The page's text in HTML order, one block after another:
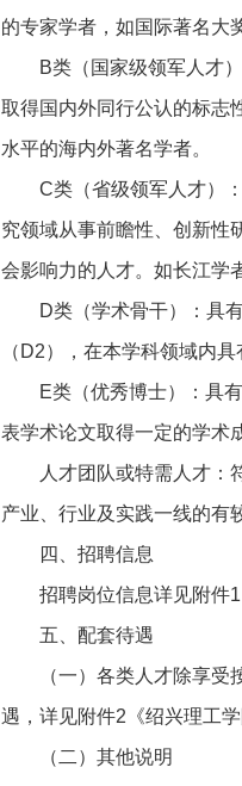
的专家学者，如国际著名大
B类（国家级领军人才
取得国内外同行公认的标志
水平的海内外著名学者。
C类（省级领军人才）
究领域从事前瞻性、创新性
会影响力的人才。如长江学
D类（学术骨干）：具
（D2），在本学科领域内
E类（优秀博士）：具
表学术论文取得一定的学术
人才团队或特需人才：
产业、行业及实践一线的有
四、招聘信息
招聘岗位信息详见附件
五、配套待遇
（一）各类人才除享
遇，详见附件2《绍兴理工
（二）其他说明